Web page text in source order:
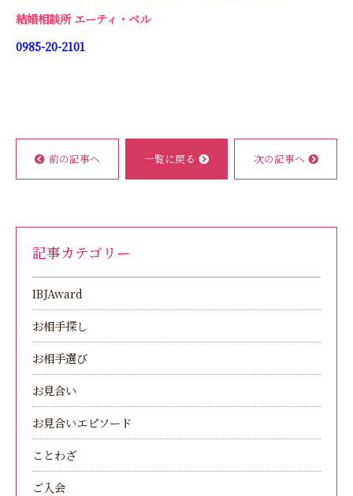
結婚相談所 エーティ・ベル
0985-20-2101
前の記事へ 一覧に戻る 次の記事へ
記事カテゴリー
IBJAward
お相手探し
お相手選び
お見合い
お見合いエピソード
ことわざ
ご入会